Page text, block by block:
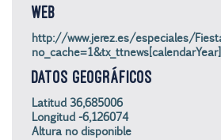
WEB
http://www.jerez.es/especiales/
DATOS GEOGRÁFICOS
Latitud 36,685006
Longitud -6,126074
Altura no disponible